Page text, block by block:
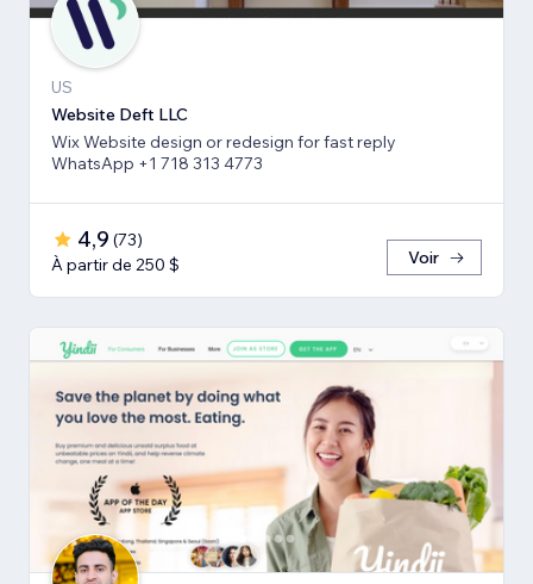
US
Website Deft LLC
Wix Website design or redesign for fast reply
WhatsApp +1 718 313 4773
4,9 (73)
À partir de 250 $
Voir